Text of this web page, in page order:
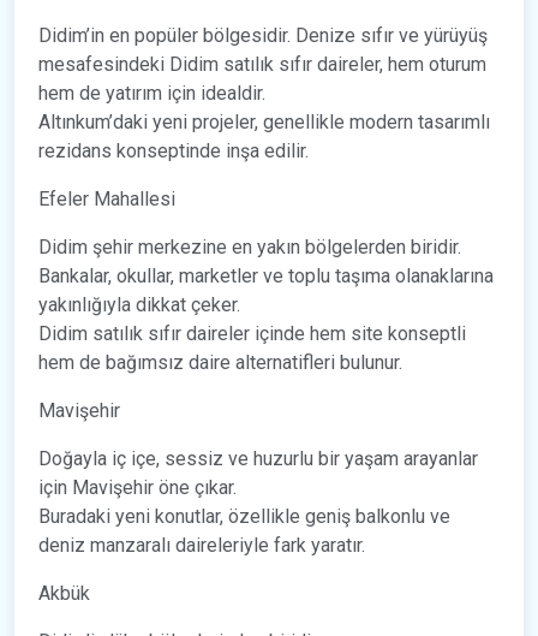
Didim’in en popüler bölgesidir. Denize sıfır ve yürüyüş
mesafesindeki Didim satılık sıfır daireler, hem oturum
hem de yatırım için idealdir.
Altınkum’daki yeni projeler, genellikle modern tasarımlı
rezidans konseptinde inşa edilir.
Efeler Mahallesi
Didim şehir merkezine en yakın bölgelerden biridir.
Bankalar, okullar, marketler ve toplu taşıma olanaklarına
yakınlığıyla dikkat çeker.
Didim satılık sıfır daireler içinde hem site konseptli
hem de bağımsız daire alternatifleri bulunur.
Mavişehir
Doğayla iç içe, sessiz ve huzurlu bir yaşam arayanlar
için Mavişehir öne çıkar.
Buradaki yeni konutlar, özellikle geniş balkonlu ve
deniz manzaralı daireleriyle fark yaratır.
Akbük